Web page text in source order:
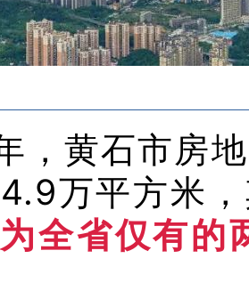
，黄石市房
万平方米
全省仅有的